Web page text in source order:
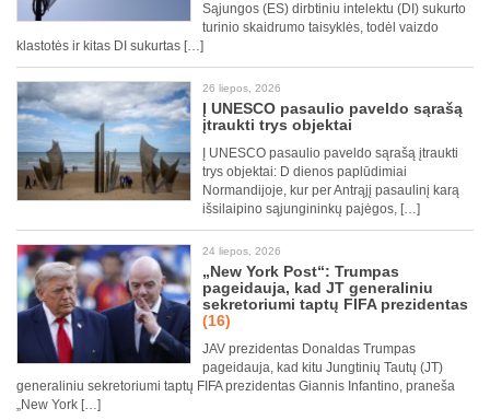
Sąjungos (ES) dirbtiniu intelektu (DI) sukurto
turinio skaidrumo taisyklės, todėl vaizdo
klastotės ir kitas DI sukurtas […]
26 liepos, 2026
Į UNESCO pasaulio paveldo sąrašą
įtraukti trys objektai
Į UNESCO pasaulio paveldo sąrašą įtraukti
trys objektai: D dienos paplūdimiai
Normandijoje, kur per Antrąjį pasaulinį karą
išsilaipino sąjungininkų pajėgos, […]
24 liepos, 2026
„New York Post“: Trumpas
pageidauja, kad JT generaliniu
sekretoriumi taptų FIFA prezidentas
(16)
JAV prezidentas Donaldas Trumpas
pageidauja, kad kitu Jungtinių Tautų (JT)
generaliniu sekretoriumi taptų FIFA prezidentas Giannis Infantino, praneša
„New York […]